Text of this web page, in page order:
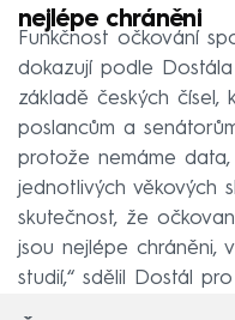
nejlépe chráněni
Funkčnost očkování
dokazují podle
základě českých čísel,
poslancům a
protože nemáme
jednotlivých věkových
skutečnost, že
jsou nejlépe chráněni,
studií,“ sdělil Dostál